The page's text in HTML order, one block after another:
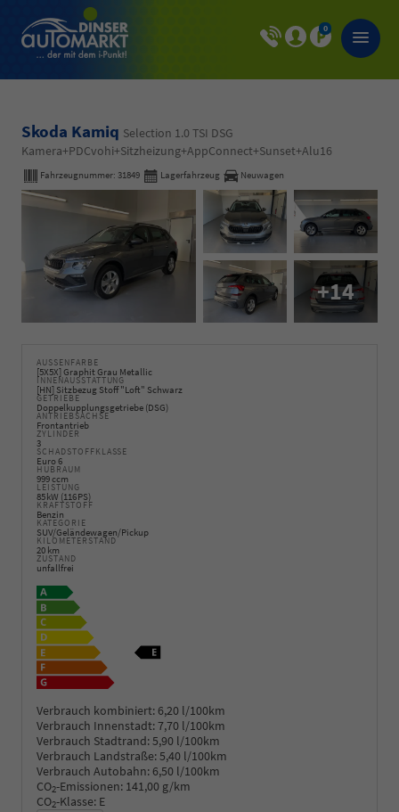
0
Skoda Kamiq Selection 1.0 TSI DSG
Kamera+PDCvohi+Sitzheizung+AppConnect+Sunset+Alu16
Fahrzeugnummer: 31849 Lagerfahrzeug Neuwagen
+14
AUSSENFARBE
[5X5X] Graphit Grau Metallic
INNENAUSSTATTUNG
[HN] Sitzbezug Stoff "Loft" Schwarz
GETRIEBE
Doppelkupplungsgetriebe (DSG)
ANTRIEBSACHSE
Frontantrieb
ZYLINDER
3
SCHADSTOFFKLASSE
Euro 6
HUBRAUM
999 ccm
LEISTUNG
85 kW (116 PS)
KRAFTSTOFF
Benzin
KATEGORIE
SUV/Geländewagen/Pickup
KILOMETERSTAND
20 km
ZUSTAND
unfallfrei
Verbrauch kombiniert: 6,20 l/100km
Verbrauch Innenstadt:7,70 l/100km
Verbrauch Stadtrand:5,90 l/100km
Verbrauch Landstraße:5,40 l/100km
Verbrauch Autobahn: 6,50 l/100km
CO2-Emissionen: 141,00 g/km
CO2-Klasse: E